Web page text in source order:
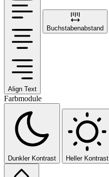
Align Text
Buchstabenabstand
Farbmodule
Dunkler Kontrast Heller Kontrast